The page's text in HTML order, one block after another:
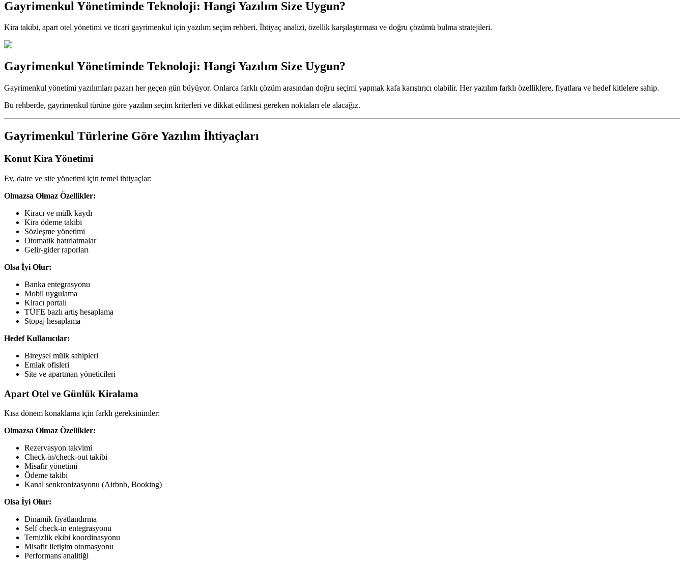
Gayrimenkul Yönetiminde Teknoloji: Hangi Yazılım Size Uygun?
Kira takibi, apart otel yönetimi ve ticari gayrimenkul için yazılım seçim rehberi. İhtiyaç analizi, özellik karşılaştırması ve doğru çözümü bulma stratejileri.
Gayrimenkul Yönetiminde Teknoloji: Hangi Yazılım Size Uygun?
Gayrimenkul yönetimi yazılımları pazarı her geçen gün büyüyor. Onlarca farklı çözüm arasından doğru seçimi yapmak kafa karıştırıcı olabilir. Her yazılım farklı özelliklere, fiyatlara ve hedef kitlelere sahip.
Bu rehberde, gayrimenkul türüne göre yazılım seçim kriterleri ve dikkat edilmesi gereken noktaları ele alacağız.
Gayrimenkul Türlerine Göre Yazılım İhtiyaçları
Konut Kira Yönetimi
Ev, daire ve site yönetimi için temel ihtiyaçlar:
Olmazsa Olmaz Özellikler:
Kiracı ve mülk kaydı
Kira ödeme takibi
Sözleşme yönetimi
Otomatik hatırlatmalar
Gelir-gider raporları
Olsa İyi Olur:
Banka entegrasyonu
Mobil uygulama
Kiracı portalı
TÜFE bazlı artış hesaplama
Stopaj hesaplama
Hedef Kullanıcılar:
Bireysel mülk sahipleri
Emlak ofisleri
Site ve apartman yöneticileri
Apart Otel ve Günlük Kiralama
Kısa dönem konaklama için farklı gereksinimler:
Olmazsa Olmaz Özellikler:
Rezervasyon takvimi
Check-in/check-out takibi
Misafir yönetimi
Ödeme takibi
Kanal senkronizasyonu (Airbnb, Booking)
Olsa İyi Olur:
Dinamik fiyatlandırma
Self check-in entegrasyonu
Temizlik ekibi koordinasyonu
Misafir iletişim otomasyonu
Performans analitiği